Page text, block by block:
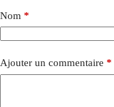
Nom *
Ajouter un commentaire *